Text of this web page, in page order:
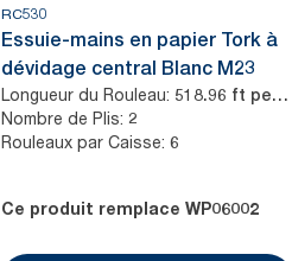
RC530
Essuie-mains en papier Tork à
dévidage central Blanc M23
Longueur du Rouleau: 518.96 ft per roll
Nombre de Plis: 2
Rouleaux par Caisse: 6
Ce produit remplace WP06002